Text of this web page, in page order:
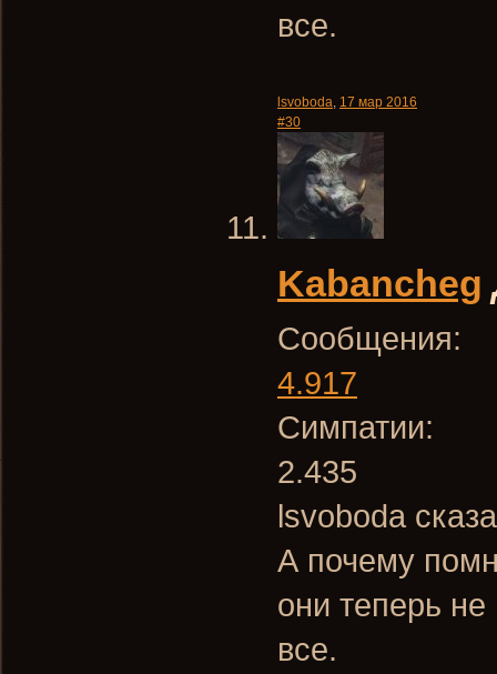
все.
lsvoboda, 17 мар 2016
#30
Kabancheg
Сообщения:
4.917
Симпатии:
2.435
lsvoboda
А почему
они теперь не
все.